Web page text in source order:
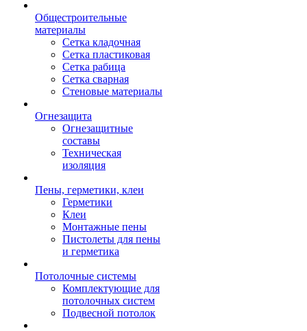
Общестроительные
материалы
Сетка кладочная
Сетка пластиковая
Сетка рабица
Сетка сварная
Стеновые материалы
Огнезащита
Огнезащитные
составы
Техническая
изоляция
Пены, герметики, клеи
Герметики
Клеи
Монтажные пены
Пистолеты для пены
и герметика
Потолочные системы
Комплектующие для
потолочных систем
Подвесной потолок